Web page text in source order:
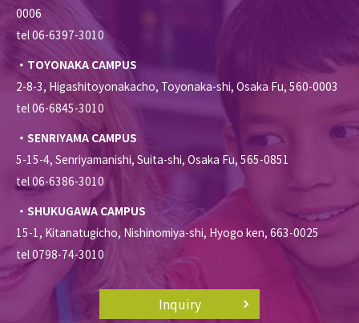
0006
tel 06-6397-3010
・TOYONAKA CAMPUS
2-8-3, Higashitoyonakacho, Toyonaka-shi, Osaka Fu, 560-0003
tel 06-6845-3010
・SENRIYAMA CAMPUS
5-15-4, Senriyamanishi, Suita-shi, Osaka Fu, 565-0851
tel 06-6386-3010
・SHUKUGAWA CAMPUS
15-1, Kitanatugicho, Nishinomiya-shi, Hyogo ken, 663-0025
tel 0798-74-3010
Inquiry